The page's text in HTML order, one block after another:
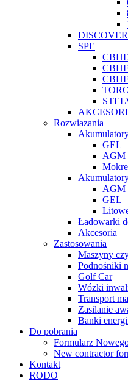
DISCOVER
SPE
CBHF
Rozwiazania
GEL
AGM
Mokre
AGM
GEL
Ładowarki
Akcesoria
Zastosowania
Maszyny
Podnośniki
Golf Car
Wózki
Transport
Zasilanie
Banki
Do pobrania
Formularz
New contractor
Kontakt
RODO